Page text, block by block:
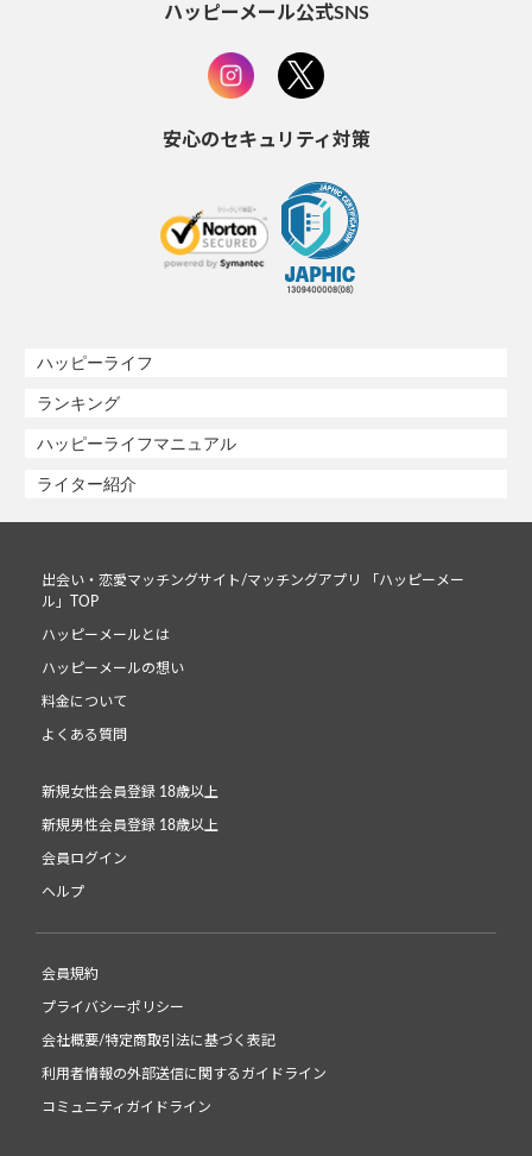
ハッピーメール公式SNS
安心のセキュリティ対策
ハッピーライフ
ランキング
ハッピーライフマニュアル
ライター紹介
出会い・恋愛マッチングサイト/マッチングアプリ 「ハッピーメー
ル」TOP
ハッピーメールとは
ハッピーメールの想い
料金について
よくある質問
新規女性会員登録 18歳以上
新規男性会員登録 18歳以上
会員ログイン
ヘルプ
会員規約
プライバシーポリシー
会社概要/特定商取引法に基づく表記
利用者情報の外部送信に関するガイドライン
コミュニティガイドライン